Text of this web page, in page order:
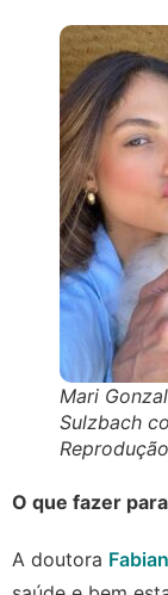
Mari
Sulzbach
O que fazer
A doutora